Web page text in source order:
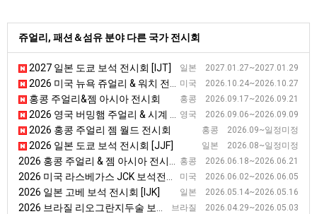
쥬얼리, 패션＆섬유 분야 다른 국가 전시회
일본 2027.01.27~2027.01.29
2027 일본 도쿄 보석 전시회 [IJT]
미국 2026.10.24~2026.10.27
2026 미국 뉴욕 쥬얼리 & 워치 전시회
홍콩 2026.09.17~2026.09.21
홍콩 주얼리&젬 아시아 전시회
영국 2026.09.06~2026.09.09
2026 영국 버밍햄 주얼리 & 시계 전시회
홍콩 2026.09~일정미정
2026 홍콩 주얼리 젬 월드 전시회
일본 2026.08~일정미정
2026 일본 도쿄 보석 전시회 [JJF]
홍콩 2026.06.18~2026.06.21
2026 홍콩 주얼리 & 젬 아시아 전시회 [JGA ]
미국 2026.06.02~2026.06.05
2026 미국 라스베가스 JCK 보석전시회
일본 2026.05.14~2026.05.16
2026 일본 고베 보석 전시회 [IJK]
브라질 2026.04.29~2026.05.03
2026 브라질 리오그란지두술 보석 전시회 [ExpoSol]